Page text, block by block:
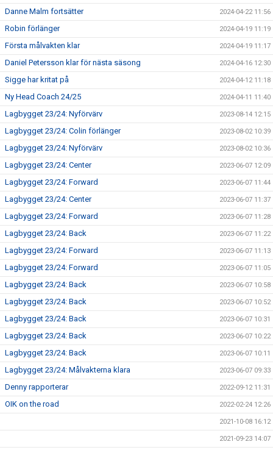
Danne Malm fortsätter 2024-04-22 11:56
Robin förlänger 2024-04-19 11:19
Första målvakten klar 2024-04-19 11:17
Daniel Petersson klar för nästa säsong 2024-04-16 12:30
Sigge har kritat på 2024-04-12 11:18
Ny Head Coach 24/25 2024-04-11 11:40
Lagbygget 23/24: Nyförvärv 2023-08-14 12:15
Lagbygget 23/24: Colin förlänger 2023-08-02 10:39
Lagbygget 23/24: Nyförvärv 2023-08-02 10:36
Lagbygget 23/24: Center 2023-06-07 12:09
Lagbygget 23/24: Forward 2023-06-07 11:44
Lagbygget 23/24: Center 2023-06-07 11:37
Lagbygget 23/24: Forward 2023-06-07 11:28
Lagbygget 23/24: Back 2023-06-07 11:22
Lagbygget 23/24: Forward 2023-06-07 11:13
Lagbygget 23/24: Forward 2023-06-07 11:05
Lagbygget 23/24: Back 2023-06-07 10:58
Lagbygget 23/24: Back 2023-06-07 10:52
Lagbygget 23/24: Back 2023-06-07 10:31
Lagbygget 23/24: Back 2023-06-07 10:22
Lagbygget 23/24: Back 2023-06-07 10:11
Lagbygget 23/24: Målvakterna klara 2023-06-07 09:33
Denny rapporterar 2022-09-12 11:31
OIK on the road 2022-02-24 12:26
2021-10-08 16:12
2021-09-23 14:07